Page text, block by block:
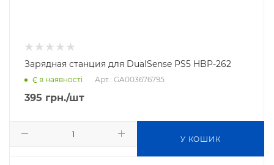
Зарядная станция для DualSense PS5 HBP-262
Є в наявності Арт.: GA003676795
395 грн./шт
У КОШИК